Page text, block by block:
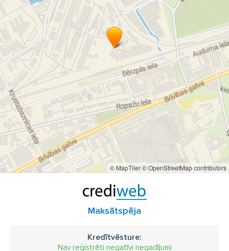
Auto pulēšana Baltic Detailing
Auto pulēšana Rīga
Auto pulēšana Rīgas novads
Pulēšana Rīga
© MapTiler© OpenStreetMap contributors
Maksātspēja
Kredītvēsture:
Nav reģistrēti negatīvi negadījumi